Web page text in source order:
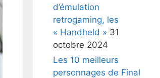
d’émulation
retrogaming, les
« Handheld » 31
octobre 2024
Les 10 meilleurs
personnages de Final